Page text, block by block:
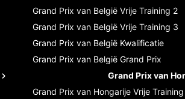
Grand Prix van België Vrije Training 2
Grand Prix van België Vrije Training 3
Grand Prix van België Kwalificatie
Grand Prix van België Grand Prix
Grand Prix van
Grand Prix van Hongarije Vrije Training